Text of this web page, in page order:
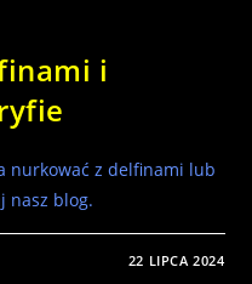
i
nurkować z delfinami lub
nasz blog.
22 LIPCA 2024